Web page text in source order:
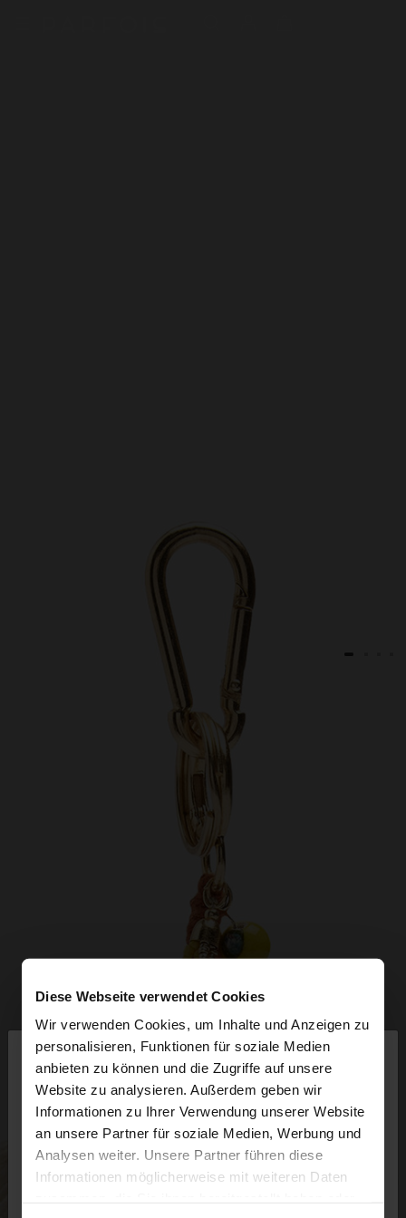
Diese Webseite verwendet Cookies
Wir verwenden Cookies, um Inhalte und Anzeigen zu
personalisieren, Funktionen für soziale Medien
anbieten zu können und die Zugriffe auf unsere
Website zu analysieren. Außerdem geben wir
Informationen zu Ihrer Verwendung unserer Website
an unsere Partner für soziale Medien, Werbung und
Analysen weiter. Unsere Partner führen diese
Informationen möglicherweise mit weiteren Daten
hallo
Sie greifen von Deutschland auf die Website zu.
Möchten Sie unsere United States Website